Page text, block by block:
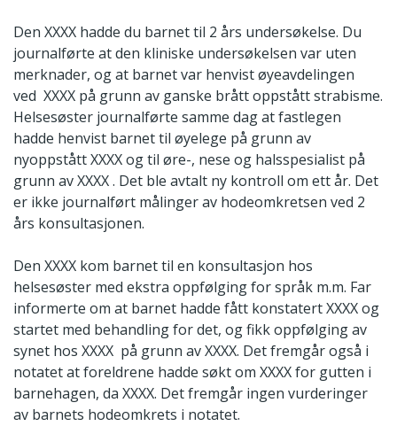
Den XXXX hadde du barnet til 2 års undersøkelse. Du
journalførte at den kliniske undersøkelsen var uten
merknader, og at barnet var henvist øyeavdelingen
ved XXXX på grunn av ganske brått oppstått strabisme.
Helsesøster journalførte samme dag at fastlegen
hadde henvist barnet til øyelege på grunn av
nyoppstått XXXX og til øre-, nese og halsspesialist på
grunn av XXXX . Det ble avtalt ny kontroll om ett år. Det
er ikke journalført målinger av hodeomkretsen ved 2
års konsultasjonen.
Den XXXX kom barnet til en konsultasjon hos
helsesøster med ekstra oppfølging for språk m.m. Far
informerte om at barnet hadde fått konstatert XXXX og
startet med behandling for det, og fikk oppfølging av
synet hos XXXX på grunn av XXXX. Det fremgår også i
notatet at foreldrene hadde søkt om XXXX for gutten i
barnehagen, da XXXX. Det fremgår ingen vurderinger
av barnets hodeomkrets i notatet.